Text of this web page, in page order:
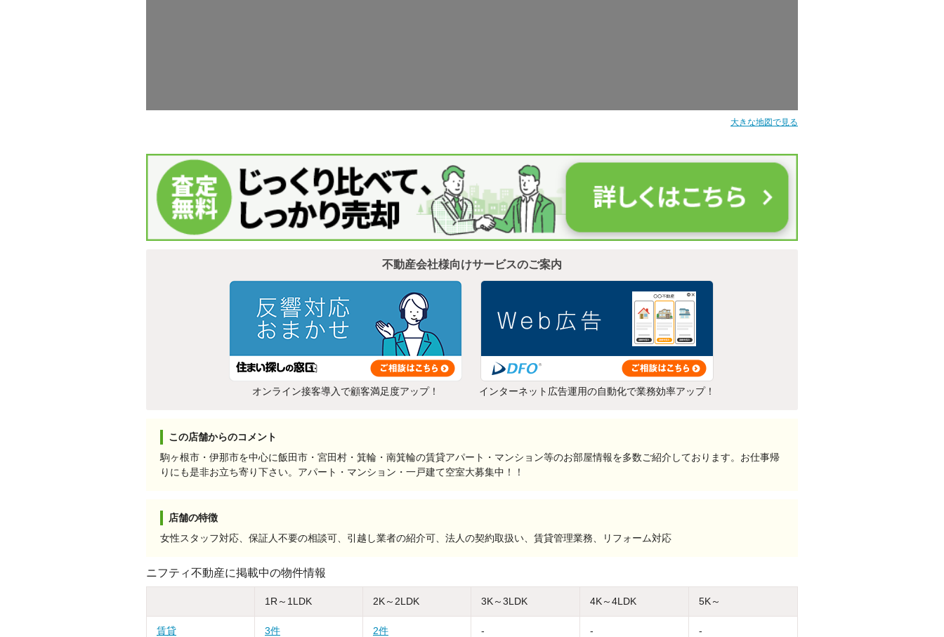
大きな地図で見る
不動産会社様向けサービスのご案内
オンライン接客導入で顧客満足度アップ！ インターネット広告運用の自動化で業務効率アップ！
この店舗からのコメント
駒ヶ根市・伊那市を中心に飯田市・宮田村・箕輪・南箕輪の賃貸アパート・マンション等のお部屋情報を多数ご紹介しております。お仕事帰
りにも是非お立ち寄り下さい。アパート・マンション・一戸建て空室大募集中！！
店舗の特徴
女性スタッフ対応、保証人不要の相談可、引越し業者の紹介可、法人の契約取扱い、賃貸管理業務、リフォーム対応
ニフティ不動産に掲載中の物件情報
1R～1LDK 2K～2LDK 3K～3LDK 4K～4LDK 5K～
賃貸 3件 2件 - - -